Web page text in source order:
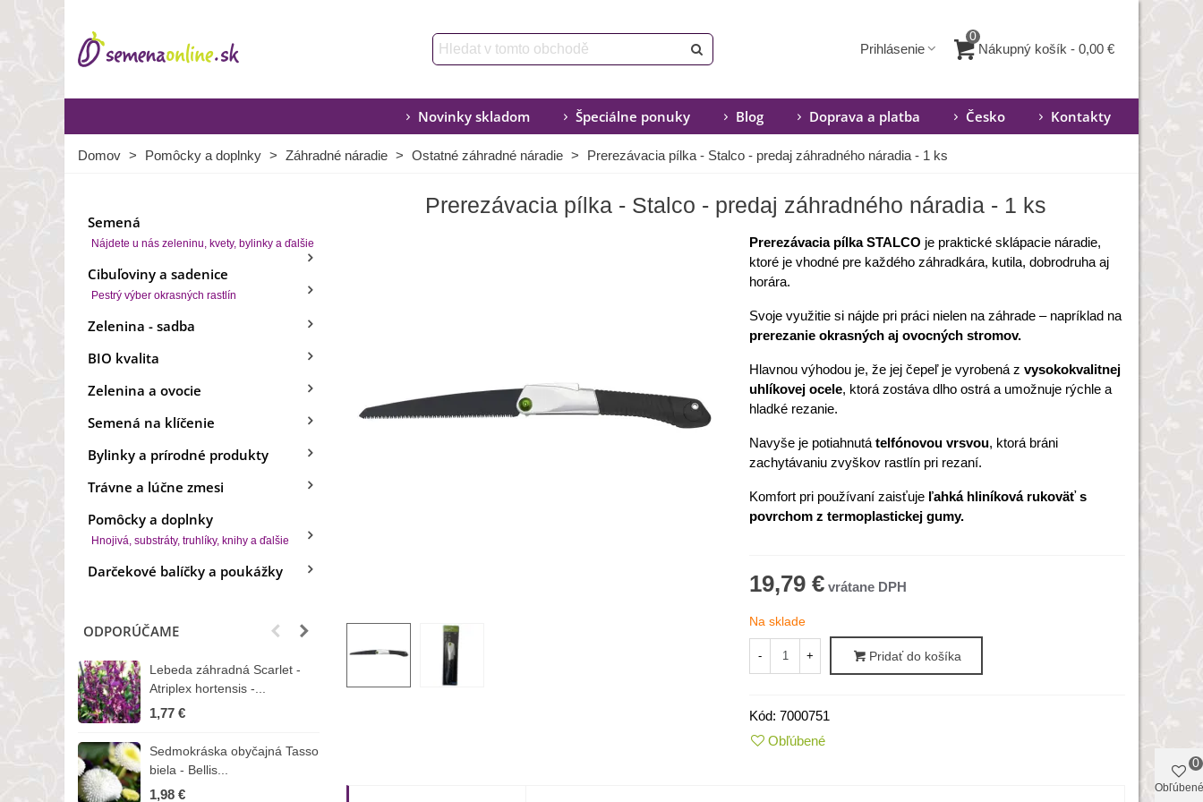
Prihlásenie
0
Nákupný košík - 0,00 €
Novinky skladom Špeciálne ponuky Blog Doprava a platba Česko Kontakty
Domov > Pomôcky a doplnky > Záhradné náradie > Ostatné záhradné náradie > Prerezávacia pílka - Stalco - predaj záhradného náradia - 1 ks
Semená
Nájdete u nás zeleninu, kvety, bylinky a ďalšie
Cibuľoviny a sadenice
Pestrý výber okrasných rastlín
Zelenina - sadba
BIO kvalita
Zelenina a ovocie
Semená na klíčenie
Bylinky a prírodné produkty
Trávne a lúčne zmesi
Pomôcky a doplnky
Hnojivá, substráty, truhlíky, knihy a ďalšie
Darčekové balíčky a poukážky
ODPORÚČAME
Lebeda záhradná Scarlet -
Atriplex hortensis -...
1,77 €
Sedmokráska obyčajná Tasso
biela - Bellis...
1,98 €
BIO Kaleráb Dyna - Brassica
oleracea var....
Prerezávacia pílka - Stalco - predaj záhradného náradia - 1 ks
Prerezávacia pílka STALCO je praktické sklápacie náradie,
ktoré je vhodné pre každého záhradkára, kutila, dobrodruha aj
horára.
Svoje využitie si nájde pri práci nielen na záhrade – napríklad na
prerezanie okrasných aj ovocných stromov.
Hlavnou výhodou je, že jej čepeľ je vyrobená z vysokokvalitnej
uhlíkovej ocele, ktorá zostáva dlho ostrá a umožnuje rýchle a
hladké rezanie.
Navyše je potiahnutá telfónovou vrsvou, ktorá bráni
zachytávaniu zvyškov rastlín pri rezaní.
Komfort pri používaní zaisťuje ľahká hliníková rukoväť s
povrchom z termoplastickej gumy.
19,79 €
Na sklade
- + Pridať do košíka
Kód: 7000751
Obľúbené
Obľúbené
0